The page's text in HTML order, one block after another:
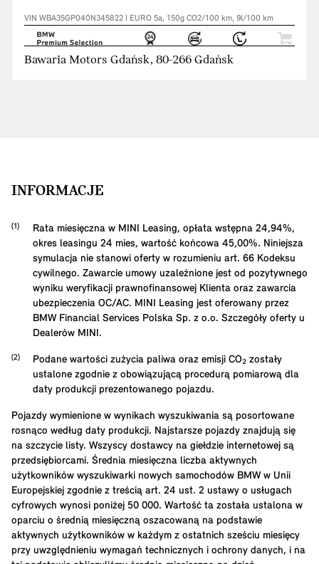
VIN WBA35GP040N345822 | EURO 5a, 150g CO2/100 km, 9l/100 km
Bawaria Motors Gdańsk, 80-266 Gdańsk
INFORMACJE
Rata miesięczna w MINI Leasing, opłata wstępna 24,94%,
okres leasingu 24 mies, wartość końcowa 45,00%. Niniejsza
symulacja nie stanowi oferty w rozumieniu art. 66 Kodeksu
cywilnego. Zawarcie umowy uzależnione jest od pozytywnego
wyniku weryfikacji prawnofinansowej Klienta oraz zawarcia
ubezpieczenia OC/AC. MINI Leasing jest oferowany przez
BMW Financial Services Polska Sp. z o.o. Szczegóły oferty u
Dealerów MINI.
Podane wartości zużycia paliwa oraz emisji CO₂ zostały
ustalone zgodnie z obowiązującą procedurą pomiarową dla
daty produkcji prezentowanego pojazdu.
Pojazdy wymienione w wynikach wyszukiwania są posortowane
rosnąco według daty produkcji. Najstarsze pojazdy znajdują się
na szczycie listy. Wszyscy dostawcy na giełdzie internetowej są
przedsiębiorcami. Średnia miesięczna liczba aktywnych
użytkowników wyszukiwarki nowych samochodów BMW w Unii
Europejskiej zgodnie z treścią art. 24 ust. 2 ustawy o usługach
cyfrowych wynosi poniżej 50 000. Wartość ta została ustalona w
oparciu o średnią miesięczną oszacowaną na podstawie
aktywnych użytkowników w każdym z ostatnich sześciu miesięcy
przy uwzględnieniu wymagań technicznych i ochrony danych, i na